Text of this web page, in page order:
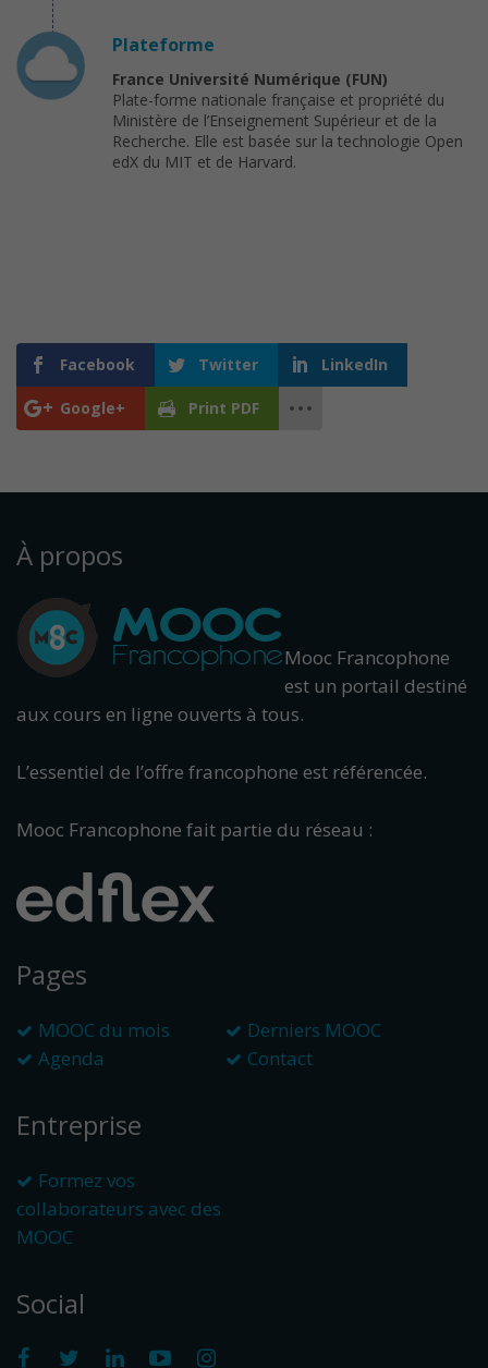
Plateforme
France Université Numérique (FUN)
Plate-forme nationale française et propriété du
Ministère de l’Enseignement Supérieur et de la
Recherche. Elle est basée sur la technologie Open
edX du MIT et de Harvard.
Facebook Twitter LinkedIn
Google+ Print PDF
À propos
Mooc Francophone
est un portail destiné
aux cours en ligne ouverts à tous.
L’essentiel de l’offre francophone est référencée.
Mooc Francophone fait partie du réseau :
Pages
MOOC du mois
Derniers MOOC
Agenda
Contact
Entreprise
Formez vos
collaborateurs avec des
MOOC
Social